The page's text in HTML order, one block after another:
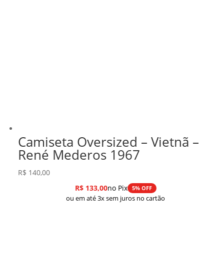
Camiseta Oversized – Vietnã –
René Mederos 1967
R$ 140,00
R$133,00no Pix 5% OFF
ou em até 3x sem juros no cartão